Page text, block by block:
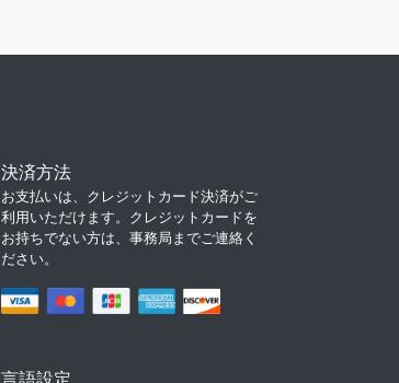
決済方法
お支払いは、クレジットカード決済がご
利用いただけます。クレジットカードを
お持ちでない方は、事務局までご連絡く
ださい。
言語設定